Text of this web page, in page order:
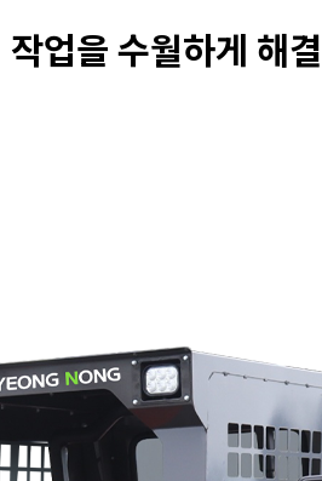
작업을 수월하게 해결